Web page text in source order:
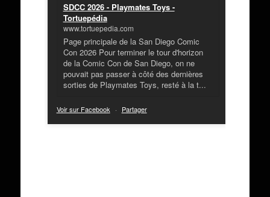
SDCC 2026 - Playmates Toys -
Tortuepédia
www.tortuepedia.com
Page principale de la San Diego Comic
Con 2026 Pour terminer le tour d'horizon
de la Comic Con de San Diego, on ne
pouvait pas passer à côté des dernières
sorties de Playmates Toys, resté à la t...
Voir sur Facebook · Partager